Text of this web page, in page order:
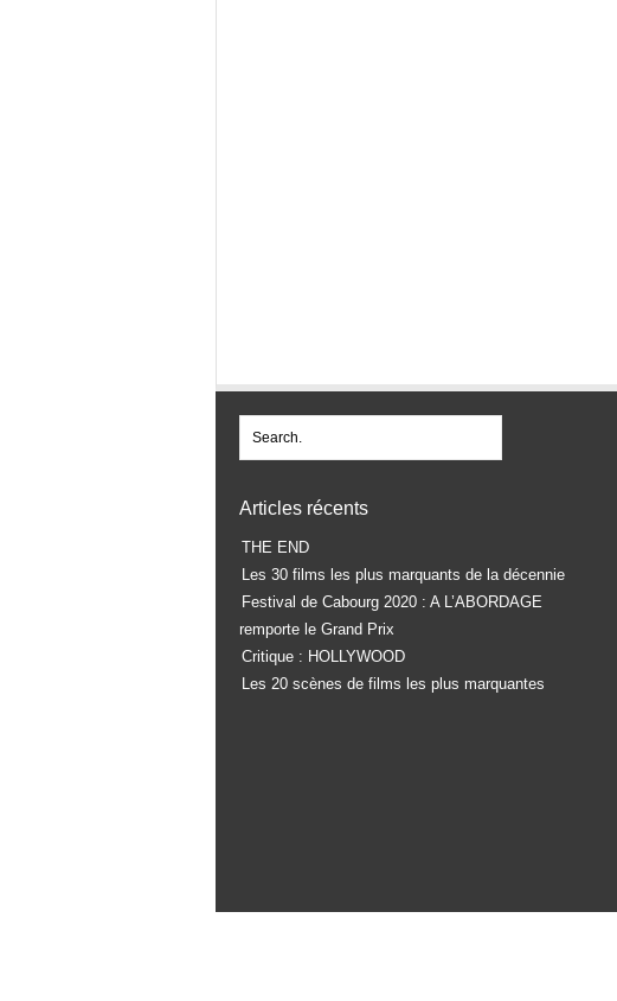
Articles récents
THE END
Les 30 films les plus marquants de la décennie
Festival de Cabourg 2020 : A L’ABORDAGE
remporte le Grand Prix
Critique : HOLLYWOOD
Les 20 scènes de films les plus marquantes